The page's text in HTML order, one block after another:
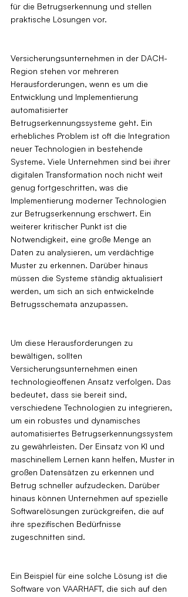
für die Betrugserkennung und stellen
praktische Lösungen vor.
Versicherungsunternehmen in der DACH-
Region stehen vor mehreren
Herausforderungen, wenn es um die
Entwicklung und Implementierung
automatisierter
Betrugserkennungssysteme geht. Ein
erhebliches Problem ist oft die Integration
neuer Technologien in bestehende
Systeme. Viele Unternehmen sind bei ihrer
digitalen Transformation noch nicht weit
genug fortgeschritten, was die
Implementierung moderner Technologien
zur Betrugserkennung erschwert. Ein
weiterer kritischer Punkt ist die
Notwendigkeit, eine große Menge an
Daten zu analysieren, um verdächtige
Muster zu erkennen. Darüber hinaus
müssen die Systeme ständig aktualisiert
werden, um sich an sich entwickelnde
Betrugsschemata anzupassen.
Um diese Herausforderungen zu
bewältigen, sollten
Versicherungsunternehmen einen
technologieoffenen Ansatz verfolgen. Das
bedeutet, dass sie bereit sind,
verschiedene Technologien zu integrieren,
um ein robustes und dynamisches
automatisiertes Betrugserkennungssystem
zu gewährleisten. Der Einsatz von KI und
maschinellem Lernen kann helfen, Muster in
großen Datensätzen zu erkennen und
Betrug schneller aufzudecken. Darüber
hinaus können Unternehmen auf spezielle
Softwarelösungen zurückgreifen, die auf
ihre spezifischen Bedürfnisse
zugeschnitten sind.
Ein Beispiel für eine solche Lösung ist die
Software von VAARHAFT, die sich auf den